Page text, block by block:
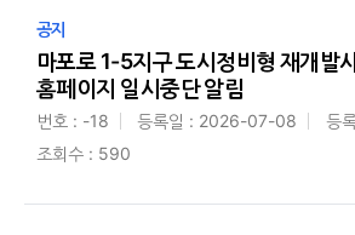
공지
마포로 1-5지구 도시정비형 재개발
홈페이지 일시중단 알림
번호 : -18 등록일 : 2026-07-08
등
조회수 : 590